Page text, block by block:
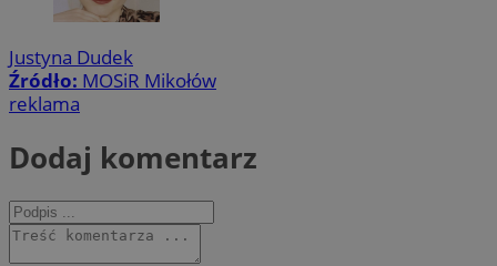
Justyna Dudek
Źródło: MOSiR Mikołów
reklama
Dodaj komentarz